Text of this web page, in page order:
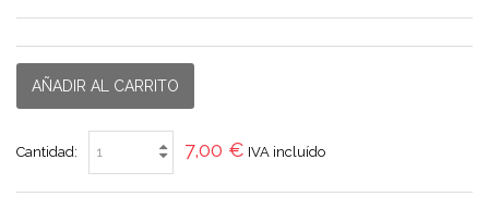
AÑADIR AL CARRITO
Cantidad: 7,00 € IVA incluído